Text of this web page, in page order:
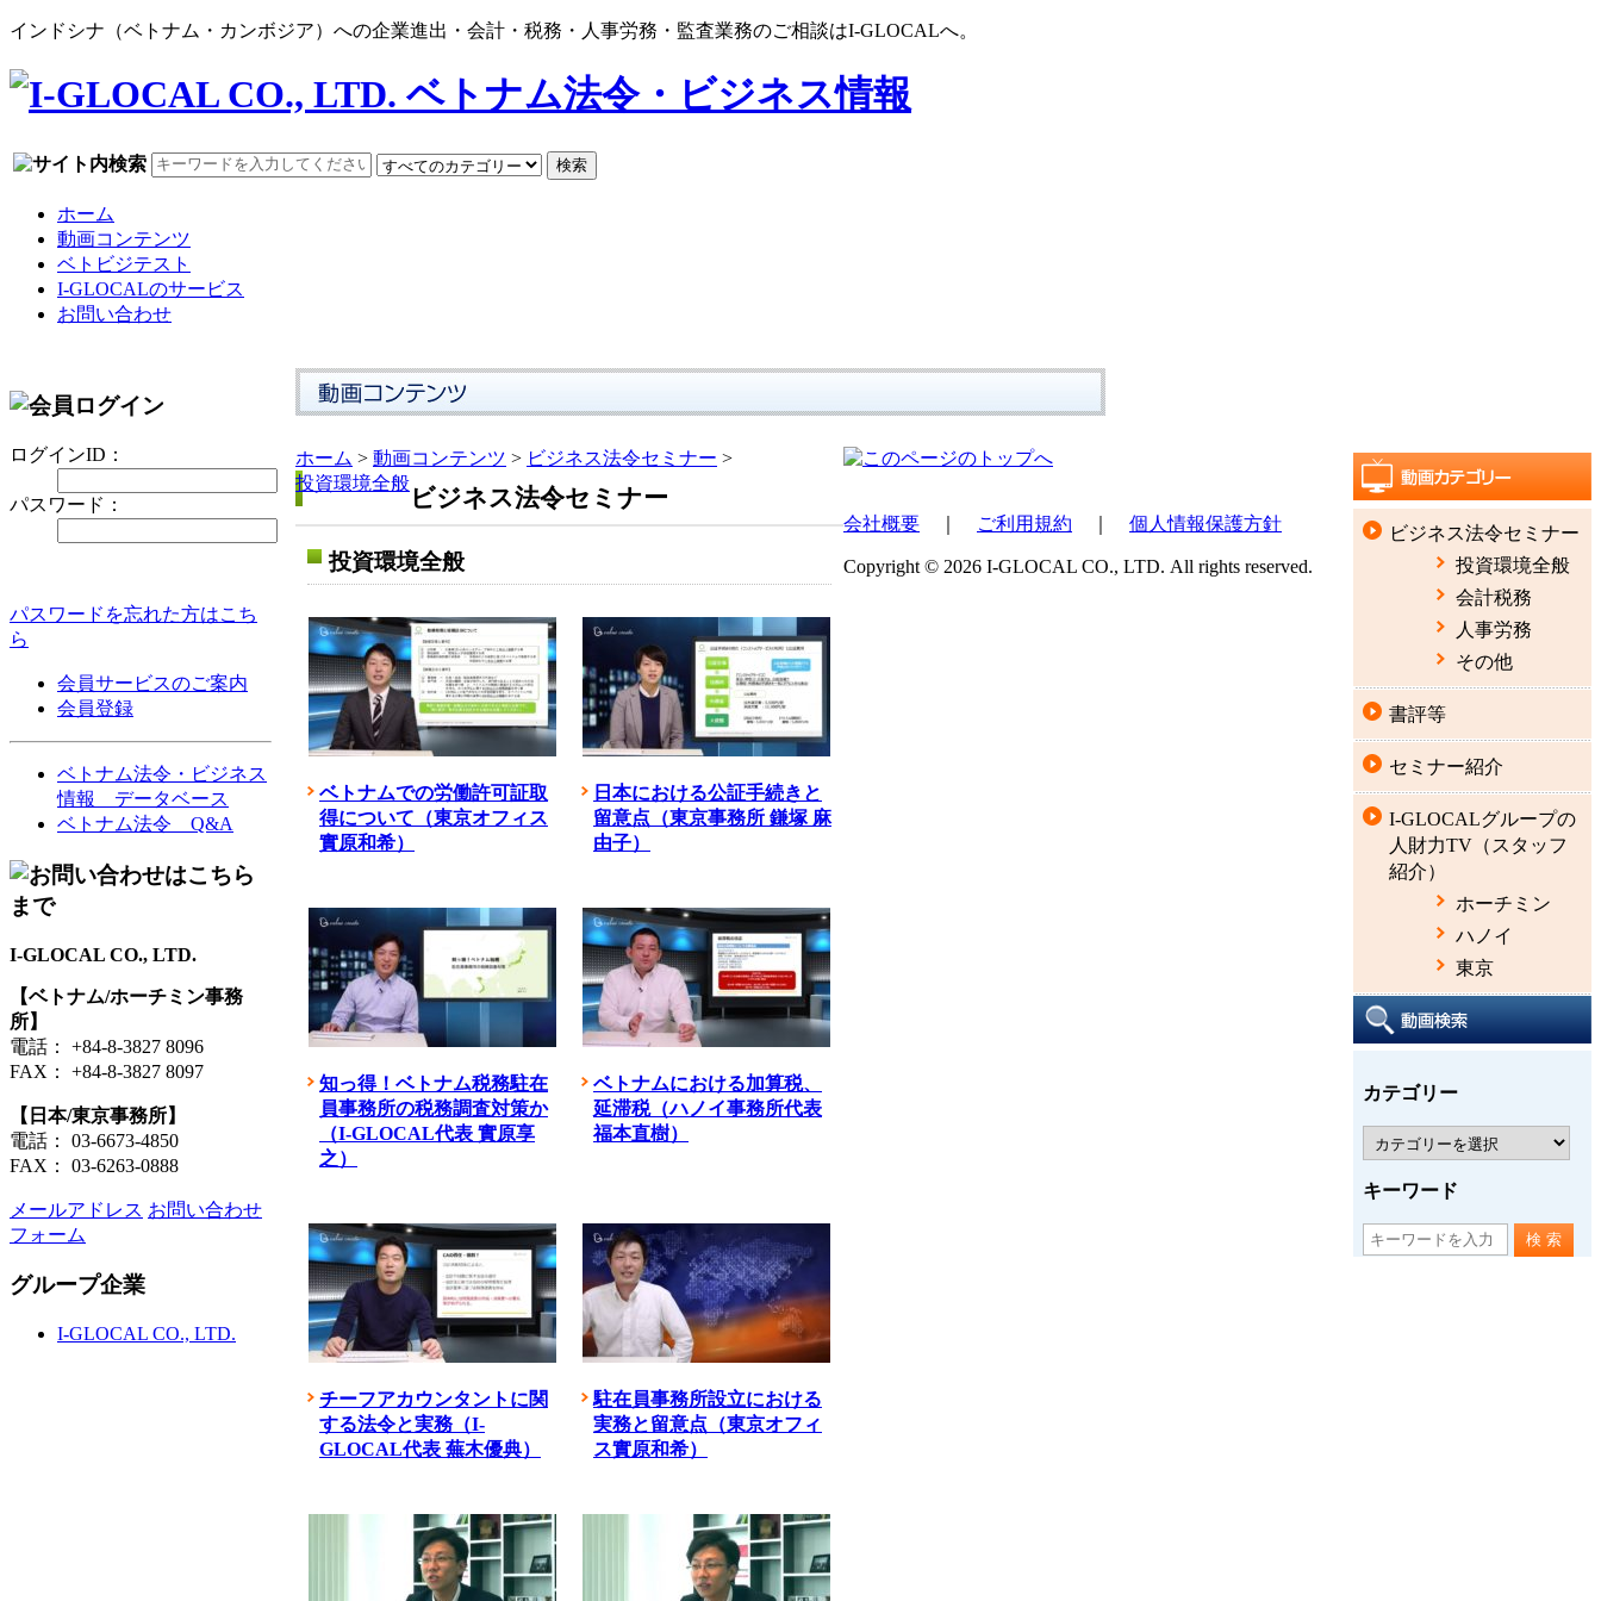
インドシナ（ベトナム・カンボジア）への企業進出・会計・税務・人事労務・監査業務のご相談はI-GLOCALへ。
ホーム
動画コンテンツ
ベトビジテスト
I-GLOCALのサービス
お問い合わせ
ログインID：
パスワード：
パスワードを忘れた方はこち
ら
会員サービスのご案内
会員登録
ベトナム法令・ビジネス
情報 データベース
ベトナム法令 Q&A
I-GLOCAL CO., LTD.
【ベトナム/ホーチミン事務
所】
電話： +84-8-3827 8096
FAX： +84-8-3827 8097
【日本/東京事務所】
電話： 03-6673-4850
FAX： 03-6263-0888
メールアドレス お問い合わせ
フォーム
グループ企業
I-GLOCAL CO., LTD.
ホーム > 動画コンテンツ > ビジネス法令セミナー >
投資環境全般
ビジネス法令セミナー
投資環境全般
ベトナムでの労働許可証取
得について（東京オフィス
實原和希）
日本における公証手続きと
留意点（東京事務所 鎌塚 麻
由子）
知っ得！ベトナム税務駐在
員事務所の税務調査対策か
（I-GLOCAL代表 實原享
之）
ベトナムにおける加算税、
延滞税（ハノイ事務所代表
福本直樹）
チーフアカウンタントに関
する法令と実務（I-
GLOCAL代表 蕪木優典）
駐在員事務所設⽴における
実務と留意点（東京オフィ
ス實原和希）
ビジネス法令セミナー
投資環境全般
会計税務
人事労務
その他
書評等
セミナー紹介
I-GLOCALグループの
人財力TV（スタッフ
紹介）
ホーチミン
ハノイ
東京
カテゴリー
キーワード
会社概要 ご利用規約 個人情報保護方針
Copyright © 2026 I-GLOCAL CO., LTD. All rights reserved.